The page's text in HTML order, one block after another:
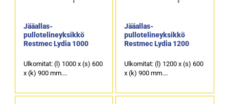
Jääallas-
pullotelineyksikkö
Restmec Lydia 1000
Ulkomitat: (l) 1000 x (s) 600
x (k) 900 mm.
välijakajalla.
Jääallas-
pullotelineyksikkö
Restmec Lydia 1200
Ulkomitat: (l) 1200 x (s) 600
x (k) 900 mm.
välijakajalla.